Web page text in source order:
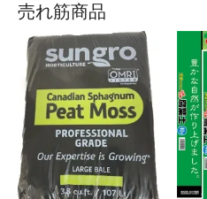
売れ筋商品